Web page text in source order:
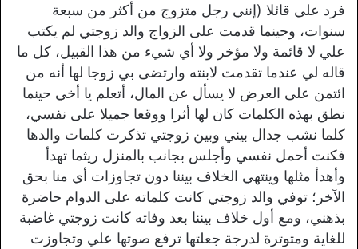
فرد علي قائلا (إنني رجل متزوج من أكثر من سبعة
سنوات، وحينما قدمت على الزواج والد زوجتي لم يكتب
علي لا قائمة ولا مؤخر ولا أي شيء من هذا القبيل، كل ما
قاله لي عندما تقدمت لابنته وارتضى بي زوجا لها أنه من
ائتمن على العرض لا يسأل عن المال، أتعلم يا أخي حينما
نطق بهذه الكلمات كان لها أثرا ووقعا جميلا على نفسي،
كلما نشب جدال بيني وبين زوجتي تذكرت كلمات والدها
فكنت أحمل نفسي وأجلس بجانب بالمنزل ريثما تهدأ
وأهدأ مثلها وينتهي الخلاف بيننا دون تجاوزات أي منا بحق
الآخر؛ توفي والد زوجتي كانت كلماته على الدوام حاضرة
بذهني، ومع أول خلاف بيننا بعد وفاته كانت زوجتي غاضبة
للغاية ومتوترة لدرجة جعلتها ترفع صوتها علي وتجاوزت